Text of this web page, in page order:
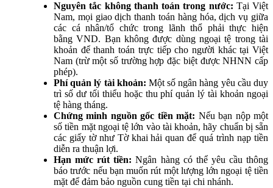
Nguyên tắc không thanh toán trong nước: Tại Việt
Nam, mọi giao dịch thanh toán hàng hóa, dịch vụ giữa
các cá nhân/tổ chức trong lãnh thổ phải thực hiện
bằng VND. Bạn không được dùng ngoại tệ trong tài
khoản để thanh toán trực tiếp cho người khác tại Việt
Nam (trừ một số trường hợp đặc biệt được NHNN cấp
phép).
Phí quản lý tài khoản: Một số ngân hàng yêu cầu duy
trì số dư tối thiểu hoặc thu phí quản lý tài khoản ngoại
tệ hàng tháng.
Chứng minh nguồn gốc tiền mặt: Nếu bạn nộp một
số tiền mặt ngoại tệ lớn vào tài khoản, hãy chuẩn bị sẵn
các giấy tờ như Tờ khai hải quan để quá trình nạp tiền
diễn ra thuận lợi.
Hạn mức rút tiền:Ngân hàng có thể yêu cầu thông
báo trước nếu bạn muốn rút một lượng lớn ngoại tệ tiền
mặt để đảm bảo nguồn cung tiền tại chi nhánh.